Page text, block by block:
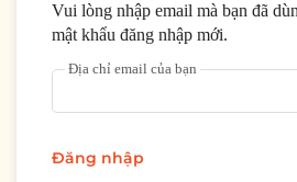
Vui lòng nhập email mà bạn đã
mật khẩu đăng nhập mới.
Địa chỉ email của bạn
Đăng nhập